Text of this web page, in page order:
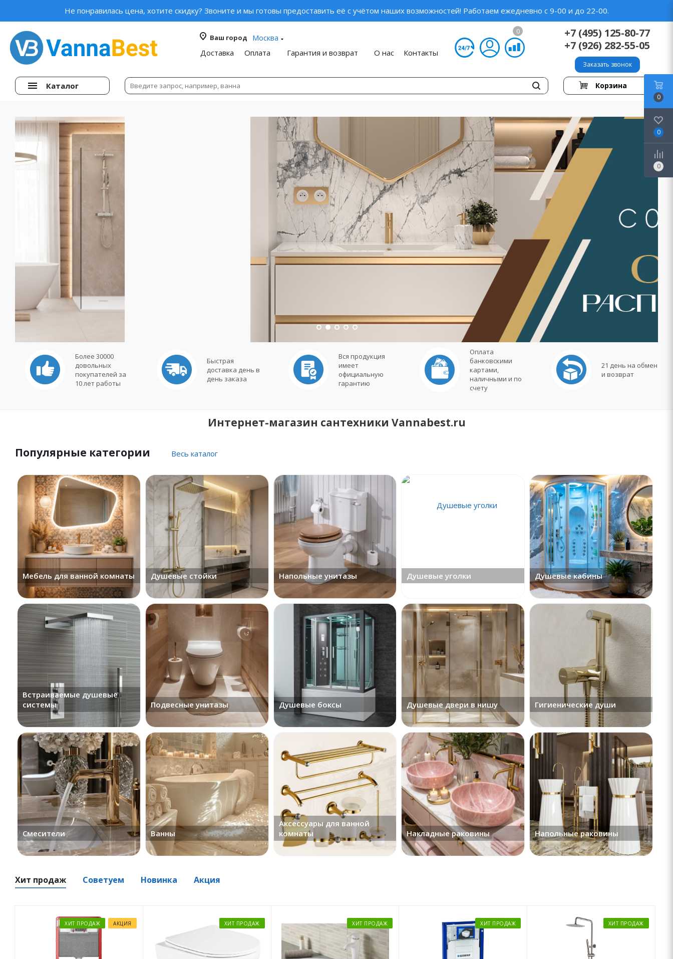
Не понравилась цена, хотите скидку? Звоните и мы готовы предоставить её с учётом наших возможностей! Работаем ежедневно с 9-00 и до 22-00.
Ваш город
Москва
Доставка
Оплата Гарантия и возврат О нас Контакты
0
+7 (495) 125-80-77
+7 (926) 282-55-05
Заказать звонок
Каталог Корзина
Более 30000
довольных
покупателей за
10 лет работы
Быстрая
доставка день в
день заказа
Вся продукция
имеет
официальную
гарантию
Оплата
банковскими
картами,
наличными и по
счету
21 день на обмен
и возврат
Интернет-магазин сантехники Vannabest.ru
Популярные категории Весь каталог
Мебель для ванной комнаты Душевые стойки Напольные унитазы Душевые уголки Душевые кабины
Встраиваемые душевые
системы
Подвесные унитазы Душевые боксы Душевые двери в нишу Гигиенические души
Смесители Ванны
Аксессуары для ванной
комнаты
Накладные раковины Напольные раковины
Хит продаж Советуем Новинка Акция
ХИТ ПРОДАЖ АКЦИЯ ХИТ ПРОДАЖ ХИТ ПРОДАЖ ХИТ ПРОДАЖ ХИТ ПРОДАЖ
0
0
0